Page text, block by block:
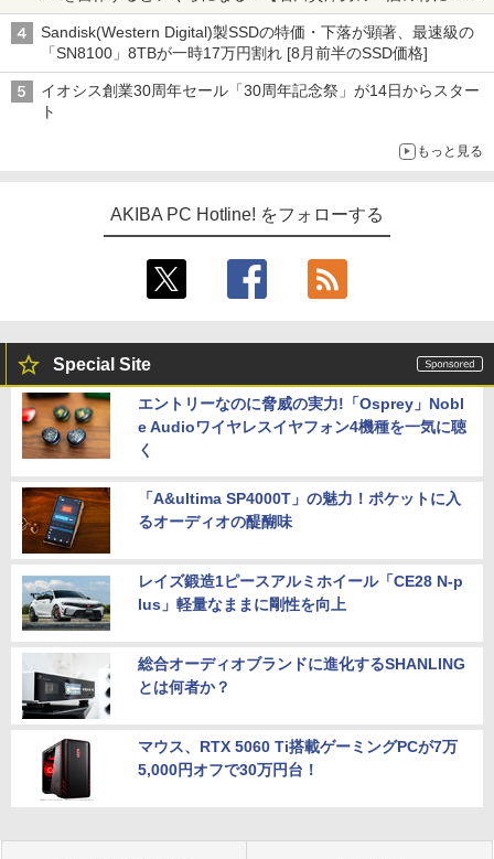
ーム』】
Sandisk(Western Digital)製SSDの特価・下落が顕著、最速級の
「SN8100」8TBが一時17万円割れ [8月前半のSSD価格]
イオシス創業30周年セール「30周年記念祭」が14日からスター
ト
もっと見る
AKIBA PC Hotline! をフォローする
Special Site
エントリーなのに脅威の実力!「Osprey」Nobl
e Audioワイヤレスイヤフォン4機種を一気に聴
く
「A&ultima SP4000T」の魅力！ポケットに入
るオーディオの醍醐味
レイズ鍛造1ピースアルミホイール「CE28 N-p
lus」軽量なままに剛性を向上
総合オーディオブランドに進化するSHANLING
とは何者か？
マウス、RTX 5060 Ti搭載ゲーミングPCが7万
5,000円オフで30万円台！